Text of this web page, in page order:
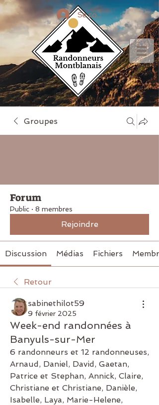
Se connecter
Groupes
Forum
Public · 8 membres
Rejoindre
Discussion Médias Fichiers
Retour
sabinethilot59
9 février 2025
Week-end randonnées à
Banyuls-sur-Mer
6 randonneurs et 12 randonneuses,
Arnaud, Daniel, David, Gaetan,
Patrice et Stephan, Annick, Claire,
Christiane et Christiane, Danièle,
Isabelle, Laya, Marie-Helene,